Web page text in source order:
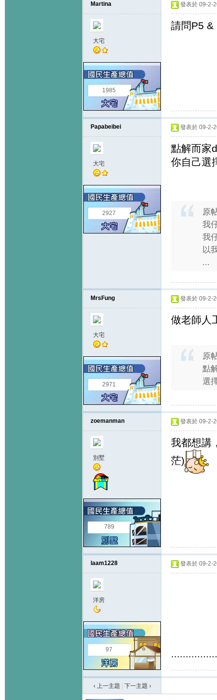
Martina
大宅
1985
發表於 09-2-
請問P5 &
Papabeibei
大宅
2927
發表於 09-2-
點解而家
你自己選
原
我
我
以
...
MrsFung
大宅
2971
發表於 09-2-
做老師人
原
點
選
zoemanman
別墅
789
發表於 09-2-
我都想講
茫)
laam1228
洋房
97
發表於 09-2-
‹ 上一主題 下一主題 ›